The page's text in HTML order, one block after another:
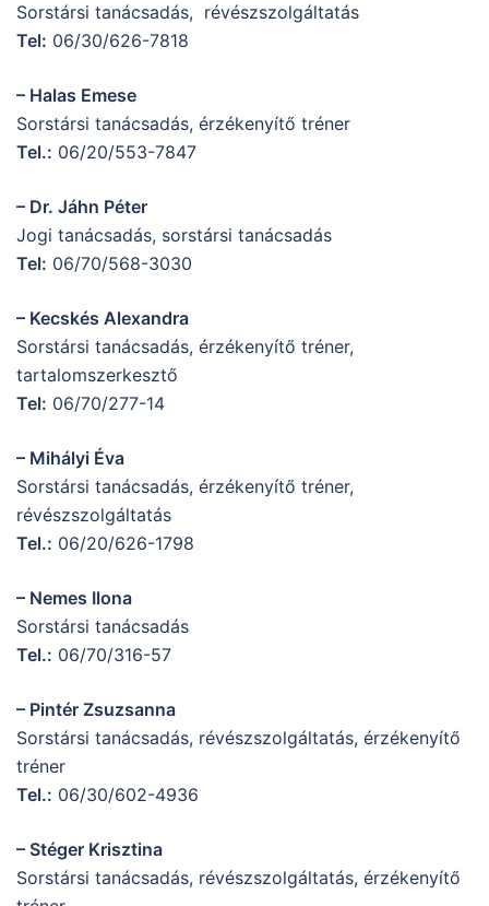
Sorstársi tanácsadás, révészszolgáltatás
Tel: 06/30/626-7818
– Halas Emese
Sorstársi tanácsadás, érzékenyítő tréner
Tel.: 06/20/553-7847
– Dr. Jáhn Péter
Jogi tanácsadás, sorstársi tanácsadás
Tel: 06/70/568-3030
– Kecskés Alexandra
Sorstársi tanácsadás, érzékenyítő tréner,
tartalomszerkesztő
Tel: 06/70/277-14
– Mihályi Éva
Sorstársi tanácsadás, érzékenyítő tréner,
révészszolgáltatás
Tel.: 06/20/626-1798
– Nemes Ilona
Sorstársi tanácsadás
Tel.: 06/70/316-57
– Pintér Zsuzsanna
Sorstársi tanácsadás, révészszolgáltatás, érzékenyítő
tréner
Tel.: 06/30/602-4936
– Stéger Krisztina
Sorstársi tanácsadás, révészszolgáltatás, érzékenyítő